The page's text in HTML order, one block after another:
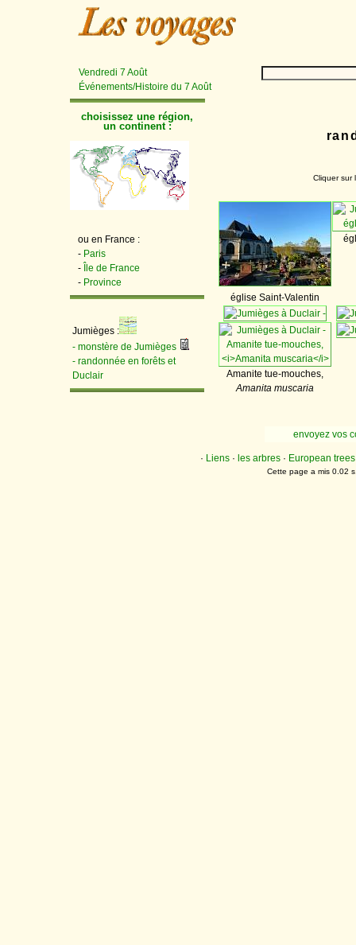
Vendredi 7 Août
Événements/Histoire du 7 Août
choisissez une région,
un continent :
ou en France :
- Paris
-
Île de France
- Province
Jumièges :
- monstère de Jumièges
- randonnée en forêts et
Duclair
Cliquer sur
église Saint-Valentin
Amanite tue-mouches,
Amanita muscaria
envoyez vos
· Liens · les arbres · European trees
Cette page a mis 0.02